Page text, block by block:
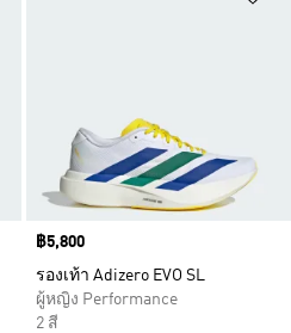
Price
฿5,800
รองเท้า Adizero EVO SL
ผู้หญิง Performance
2 สี